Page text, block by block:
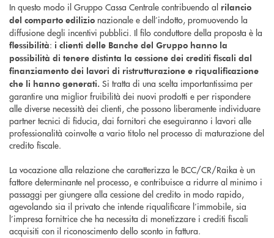
In questo modo il Gruppo Cassa Centrale contribuendo al rilancio
del comparto edilizio nazionale e dell’indotto, promuovendo la
diffusione degli incentivi pubblici. Il filo conduttore della proposta è la
flessibilità: i clienti delle Banche del Gruppo hanno la
possibilità di tenere distinta la cessione dei crediti fiscali dal
finanziamento dei lavori di ristrutturazione e riqualificazione
che li hanno generati. Si tratta di una scelta importantissima per
garantire una miglior fruibilità dei nuovi prodotti e per rispondere
alle diverse necessità dei clienti, che possono liberamente individuare
partner tecnici di fiducia, dai fornitori che eseguiranno i lavori alle
professionalità coinvolte a vario titolo nel processo di maturazione del
credito fiscale.
La vocazione alla relazione che caratterizza le BCC/CR/Raika è un
fattore determinante nel processo, e contribuisce a ridurre al minimo i
passaggi per giungere alla cessione del credito in modo rapido,
agevolando sia il privato che intende riqualificare l’immobile, sia
l’impresa fornitrice che ha necessita di monetizzare i crediti fiscali
acquisiti con il riconoscimento dello sconto in fattura.